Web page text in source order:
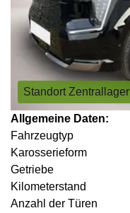
Standort Zentrallager
Allgemeine Daten:
Fahrzeugtyp
Karosserieform
Getriebe
Kilometerstand
Anzahl der Türen